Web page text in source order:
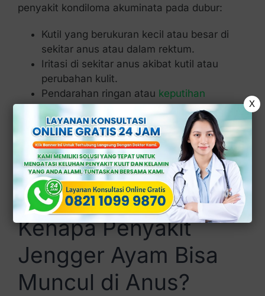
penyakit kondiloma akuminata pada dubur:
Kutil yang berukuran kecil atau besar di
sekitar anus atau dalam rektum.
Iritasi di sekitar anus akibat kutil atau
perubahan kulit.
Pendarahan ringan atau keputihan
bercampur darah, terutama saat buang air
besar.
Nyeri saat duduk atau buang air besar.
Kulit di sekitar anus mungkin terasa lembut
atau lembab.
Dapat menjadi tempat bagi infeksi bakteri
atau jamur.
Kenapa Penyakit
Jengger Ayam Bisa
Muncul di Anus?
X